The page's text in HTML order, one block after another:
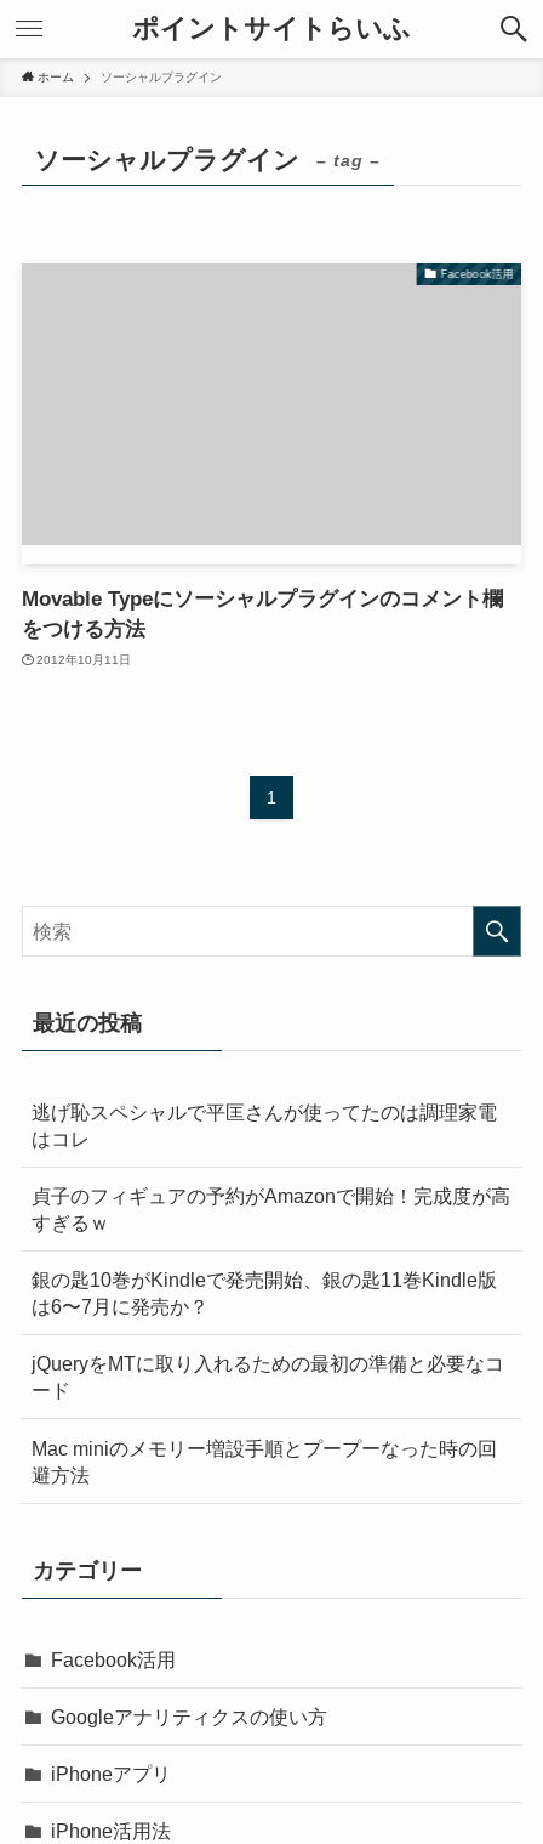
ポイントサイトらいふ
ホーム ソーシャルプラグイン
ソーシャルプラグイン – tag –
Facebook活用
Movable Typeにソーシャルプラグインのコメント欄
をつける方法
2012年10月11日
1
最近の投稿
逃げ恥スペシャルで平匡さんが使ってたのは調理家電
はコレ
貞子のフィギュアの予約がAmazonで開始！完成度が高
すぎるｗ
銀の匙10巻がKindleで発売開始、銀の匙11巻Kindle版
は6〜7月に発売か？
jQueryをMTに取り入れるための最初の準備と必要なコ
ード
Mac miniのメモリー増設手順とプープーなった時の回
避方法
カテゴリー
Facebook活用
Googleアナリティクスの使い方
iPhoneアプリ
iPhone活用法